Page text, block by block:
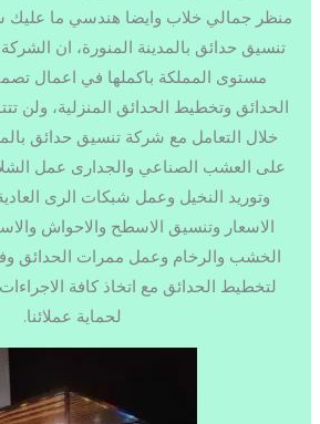
منظر جمالي خلاب وايضا هندسي ما عليك
تنسيق حدائق بالمدينة المنورة، ان
مستوى المملكة باكملها في اعمال
الحدائق وتخطيط الحدائق المنزلية، ولن
خلال التعامل مع شركة تنسيق حدائق
على العشب الصناعي والجدارى عمل
وتوريد النخيل وعمل شبكات الرى العادية
الاسعار وتنسيق الاسطح والاحواش
الخشب والرخام وعمل ممرات الحدائق
لتخطيط الحدائق مع اتخاذ كافة الاجراءات
لحماية عملائنا.